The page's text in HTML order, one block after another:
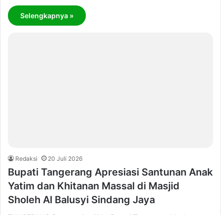
Selengkapnya »
Redaksi 20 Juli 2026
Bupati Tangerang Apresiasi Santunan Anak
Yatim dan Khitanan Massal di Masjid
Sholeh Al Balusyi Sindang Jaya